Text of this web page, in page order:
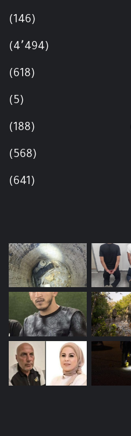
(146)
(4٬494)
(618)
(5)
(188)
(568)
(641)